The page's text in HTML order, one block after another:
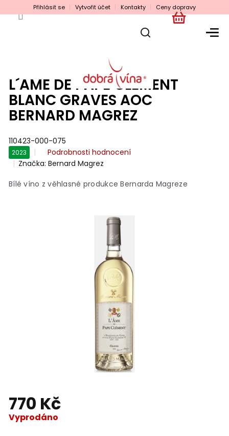
na
Přihlásit se Vytvořit účet Kontakty Ceny dopravy
NÁKUPNÍ
L´AME DE PAPE CLÉMENT
BLANC GRAVES AOC
BERNARD MAGREZ
110423-000-075
2023
Průměrné
hodnocení
je
Podrobnosti hodnocení
Značka:Bernard Magrez
Bílé víno z věhlasné produkce Bernarda Magreze
770 Kč
Vyprodáno